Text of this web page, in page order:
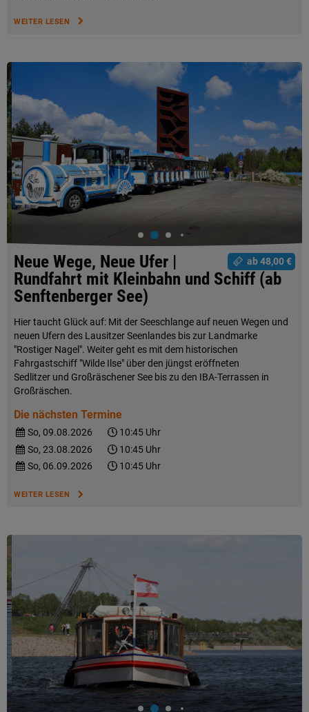
WEITER LESEN
ab 48,00 €
Neue Wege, Neue Ufer |
Rundfahrt mit Kleinbahn und Schiff (ab
Senftenberger See)
Hier taucht Glück auf: Mit der Seeschlange auf neuen Wegen und
neuen Ufern des Lausitzer Seenlandes bis zur Landmarke
"Rostiger Nagel". Weiter geht es mit dem historischen
Fahrgastschiff "Wilde Ilse" über den jüngst eröffneten
Sedlitzer und Großräschener See bis zu den IBA-Terrassen in
Großräschen.
Die nächsten Termine
So, 09.08.2026
10:45 Uhr
So, 23.08.2026
10:45 Uhr
So, 06.09.2026
10:45 Uhr
WEITER LESEN